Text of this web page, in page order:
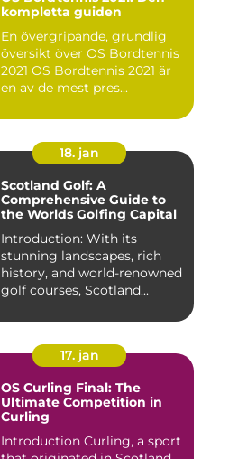
kompletta guiden
En övergripande, grundlig
översikt över OS Bordtennis
2021 OS Bordtennis 2021 är
en av de mest pres...
18. jan
Scotland Golf: A
Comprehensive Guide to
the Worlds Golfing Capital
Introduction: With its
stunning landscapes, rich
history, and world-renowned
golf courses, Scotland...
17. jan
OS Curling Final: The
Ultimate Competition in
Curling
Introduction Curling, a sport